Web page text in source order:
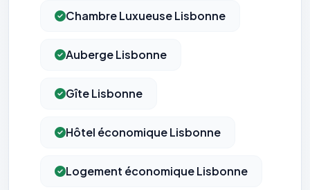
Chambre Luxueuse Lisbonne
Auberge Lisbonne
Gîte Lisbonne
Hôtel économique Lisbonne
Logement économique Lisbonne